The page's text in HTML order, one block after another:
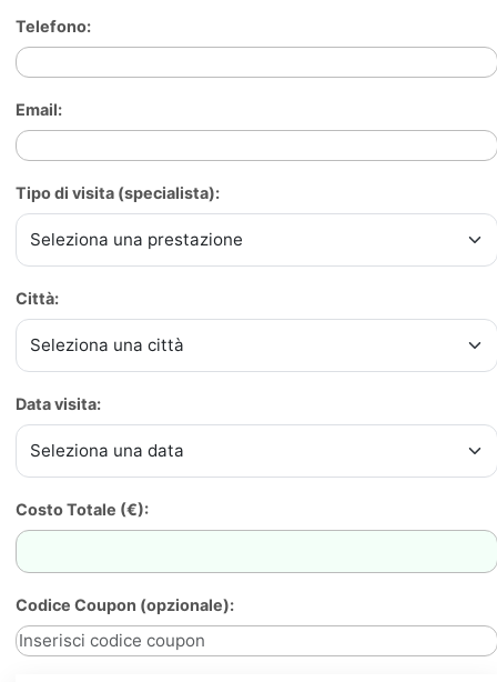
Telefono:
Email:
Tipo di visita (specialista):
Città:
Data visita:
Costo Totale (€):
Codice Coupon (opzionale):